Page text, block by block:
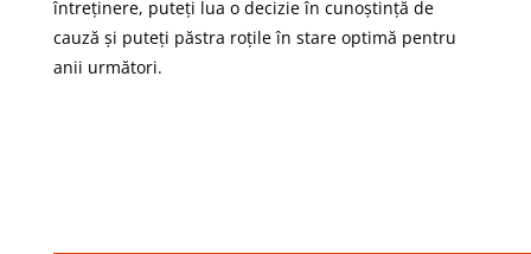
întreținere, puteți lua o decizie în cunoștință de
cauză și puteți păstra roțile în stare optimă pentru
anii următori.